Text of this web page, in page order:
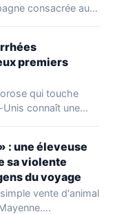
consacrée aux
premiers
qui touche
connaît une
: une éleveuse
sa violente
du voyage
vente d'animal